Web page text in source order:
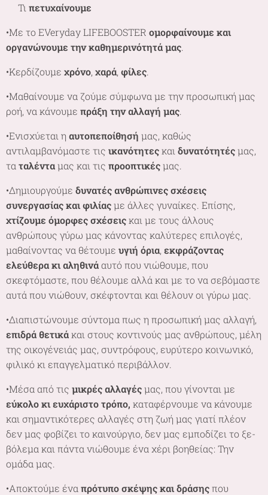
🌷Τι πετυχαίνουμε
•Με το EVeryday LIFEBOOSTER ομορφαίνουμε και
οργανώνουμε την καθημερινότητά μας.
•Κερδίζουμε χρόνο, χαρά, φίλες.
•Μαθαίνουμε να ζούμε σύμφωνα με την προσωπική μας
ροή, να κάνουμε πράξη την αλλαγή μας.
•Ενισχύεται η αυτοπεποίθησή μας, καθώς
αντιλαμβανόμαστε τις ικανότητεςκαι δυνατότητέςμας,
τα ταλένταμας και τις προοπτικέςμας.
•Δημιουργούμε δυνατές ανθρώπινες σχέσεις
συνεργασίας και φιλίαςμε άλλες γυναίκες. Επίσης,
χτίζουμε όμορφες σχέσειςκαι με τους άλλους
ανθρώπους γύρω μας κάνοντας καλύτερες επιλογές,
μαθαίνοντας να θέτουμε υγιή όρια, εκφράζοντας
ελεύθερα κι αληθινάαυτό που νιώθουμε, που
σκεφτόμαστε, που θέλουμε αλλά και με το να σεβόμαστε
αυτά που νιώθουν, σκέφτονται και θέλουν οι γύρω μας.
•Διαπιστώνουμε σύντομα πως η προσωπική μας αλλαγή,
επιδρά θετικάκαι στους κοντινούς μας ανθρώπους, μέλη
της οικογένειάς μας, συντρόφους, ευρύτερο κοινωνικό,
φιλικό κι επαγγελματικό περιβάλλον.
•Μέσα από τις μικρές αλλαγέςμας, που γίνονται με
εύκολο κι ευχάριστο τρόπο, καταφέρνουμε να κάνουμε
και σημαντικότερες αλλαγές στη ζωή μας γιατί πλέον
δεν μας φοβίζει το καινούργιο, δεν μας εμποδίζει το ξε-
βόλεμα και πάντα νιώθουμε ένα χέρι βοηθείας: Την
ομάδα μας.
•Αποκτούμε ένα πρότυπο σκέψης και δράσηςπου